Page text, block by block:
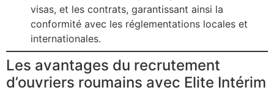
visas, et les contrats, garantissant ainsi la
conformité avec les réglementations locales et
internationales.
Les avantages du recrutement
d’ouvriers roumains avec Elite Intérim